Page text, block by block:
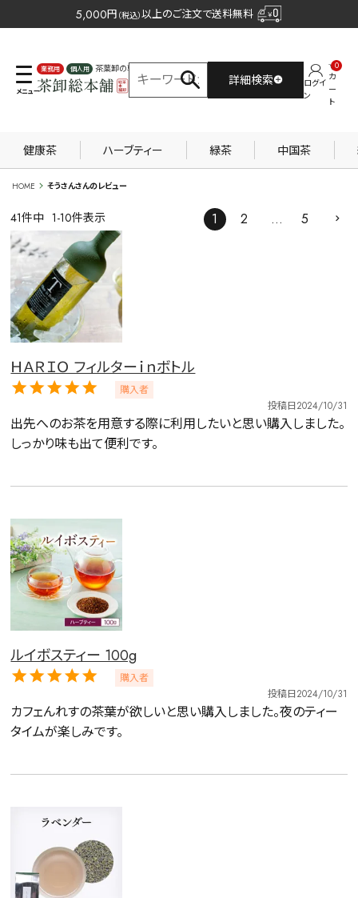
5,000円 （税込）以上のご注文で送料無料
業務用 個人用
茶葉卸の専門サイト
詳細検索
ログイ
ン
カ
ー
ト
0
健康茶 ハーブティー 緑茶 中国茶
HOME そうさんさんのレビュー
41件中 1-10件表示 1 2 … 5
ＨＡＲＩＯ フィルターｉｎボトル
購入者
投稿日2024/10/31
出先へのお茶を用意する際に利用したいと思い購入しました。
しっかり味も出て便利です。
ルイボスティー 100g
購入者
投稿日2024/10/31
カフェんれすの茶葉が欲しいと思い購入しました。夜のティー
タイムが楽しみです。